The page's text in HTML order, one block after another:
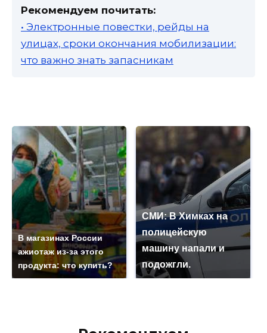
Рекомендуем почитать:
• Электронные повестки, рейды на
улицах, сроки окончания мобилизации:
что важно знать запасникам
В магазинах России
ажиотаж из-за этого
продукта: что купить?
СМИ: В Химках на
полицейскую
машину напали и
подожгли.